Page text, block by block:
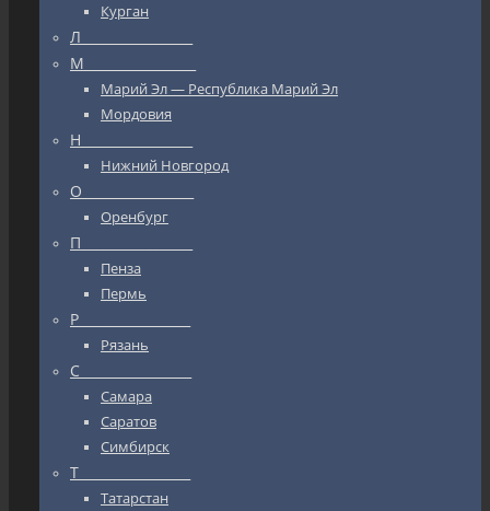
Курган
Л_________________
М_________________
Марий Эл — Республика Марий Эл
Мордовия
Н_________________
Нижний Новгород
О_________________
Оренбург
П_________________
Пенза
Пермь
Р_________________
Рязань
С_________________
Самара
Саратов
Симбирск
Т_________________
Татарстан